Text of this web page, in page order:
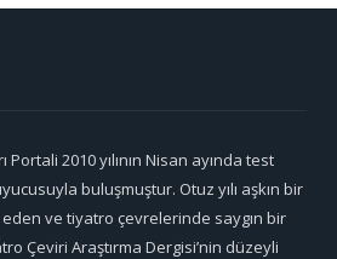
2010 yılının Nisan ayında test
buluşmuştur. Otuz yılı aşkın bir
ve tiyatro çevrelerinde saygın bir
Çeviri Araştırma Dergisi’nin düzeyli